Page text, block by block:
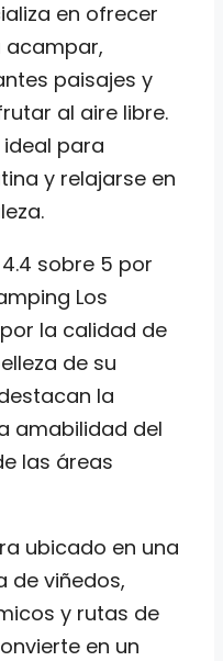
en ofrecer
acampar,
paisajes y
al aire libre.
ideal para
y relajarse en
sobre 5 por
Los
la calidad de
de su
la
amabilidad del
las áreas
ubicado en una
de viñedos,
y rutas de
en un